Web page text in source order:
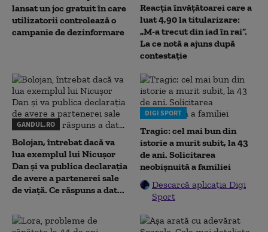
lansat un joc gratuit în care
utilizatorii controlează o
campanie de dezinformare
Reacția învățătoarei care a
luat 4,90 la titularizare:
„M-a trecut din iad în rai”.
La ce notă a ajuns după
contestație
GANDUL.RO
Bolojan, întrebat dacă va
lua exemplul lui Nicușor
Dan și va publica declarația
de avere a partenerei sale
de viață. Ce răspuns a dat...
DIGI SPORT
Tragic: cel mai bun din
istorie a murit subit, la 43
de ani. Solicitarea
neobișnuită a familiei
Descarcă aplicația Digi
Sport